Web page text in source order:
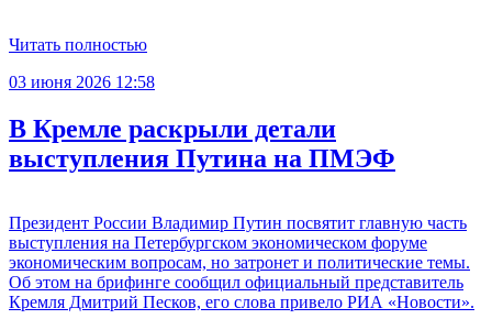
Читать полностью
03 июня 2026 12:58
В Кремле раскрыли детали
выступления Путина на ПМЭФ
Президент России Владимир Путин посвятит главную часть
выступления на Петербургском экономическом форуме
экономическим вопросам, но затронет и политические темы.
Об этом на брифинге сообщил официальный представитель
Кремля Дмитрий Песков, его слова привело РИА «Новости».